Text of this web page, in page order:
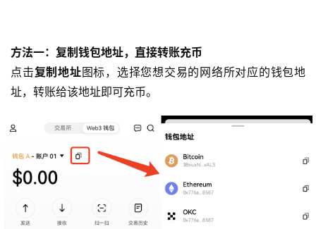
方法一：复制钱包地址，直接转账充币
点击复制地址图标，选择您想交易的网络所对应的钱包地
址，转账给该地址即可充币。